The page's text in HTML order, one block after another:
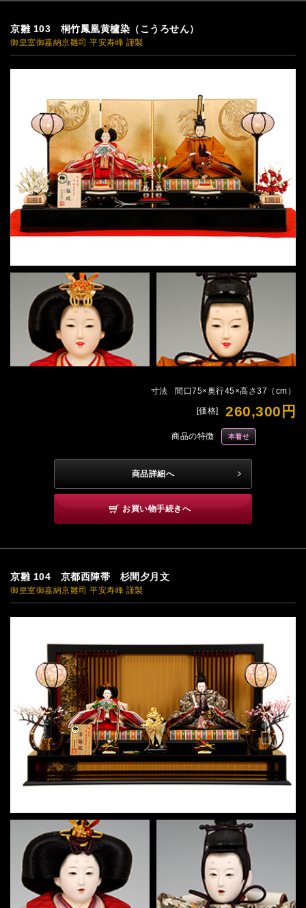
京雛 103 桐竹鳳凰黄櫨染（こうろせん）
御皇室御嘉納京雛司 平安寿峰 謹製
寸法 間口75×奥行45×高さ37（cm）
[価格] 260,300円
商品の特徴 本着せ
商品詳細へ
お買い物手続きへ
京雛 104 京都西陣帯 杉間夕月文
御皇室御嘉納京雛司 平安寿峰 謹製